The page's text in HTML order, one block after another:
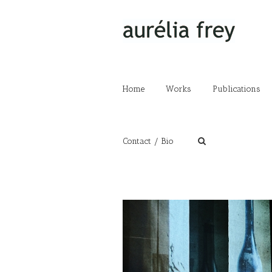
Home Works Publications
Contact / Bio